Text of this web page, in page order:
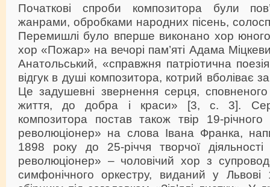
Початкові спроби композитора були
жанрами, обробками народних пісень,
Перемишлі було вперше виконано хор
хор «Пожар» на вечорі пам’яті Адама
Анатольський, «справжня патріотична
відгук в душі композитора, котрий вболіває
Це задушевні звернення серця,
життя, до добра і краси» [3, с. 3].
композитора постав також твір 19-
революціонер» на слова Івана Франка,
1898 року до 25-річчя творчої
революціонер» – чоловічий хор з
симфонічного оркестру, виданий у